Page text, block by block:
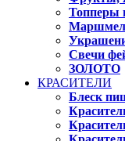
Топперы
Свечи
ЗОЛОТО
КРАСИТЕЛИ
Блеск